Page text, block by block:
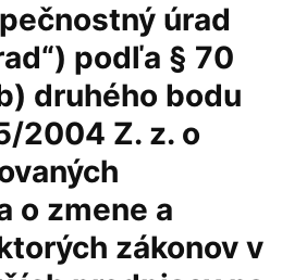
úrad
podľa § 70
druhého bodu
2004 Z. z. o
o zmene a
zákonov v